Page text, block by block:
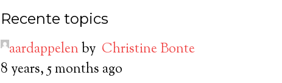
Recente topics
aardappelenby Christine Bonte
8 years, 5 months ago